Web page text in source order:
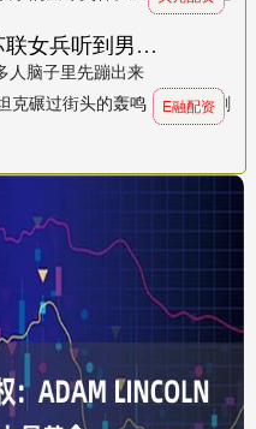
E融配资 一天夜里，苏联女兵听到男女羞耻的声音，为何落下伤心的眼泪？
人脑子里先蹦出来
克碾过街头的轰鸣，还有那刺
E融配资